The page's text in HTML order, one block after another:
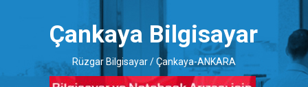
Çankaya Bilgisayar
Rüzgar Bilgisayar / Çankaya-ANKARA